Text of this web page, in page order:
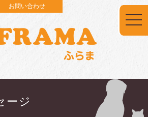
お問い合わせ
ージ